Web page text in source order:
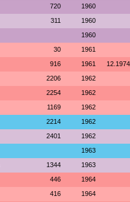
720 1960
311 1960
1960
30 1961
916 1961 12.1974
2206 1962
2254 1962
1169 1962
2214 1962
2401 1962
1963
1344 1963
446 1964
416 1964